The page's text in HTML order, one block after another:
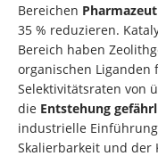
Bereichen
35 % reduzieren.
Bereich haben
organischen
Selektivitätsraten von
die Entstehung
industrielle
Skalierbarkeit und der